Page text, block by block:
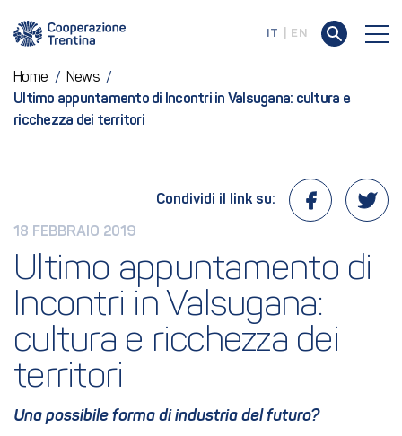
IT EN
Home / News /
Ultimo appuntamento di Incontri in Valsugana: cultura e
ricchezza dei territori
18 FEBBRAIO 2019
Condividi il link su:
Ultimo appuntamento di
Incontri in Valsugana:
cultura e ricchezza dei
territori
Una possibile forma di industria del futuro?